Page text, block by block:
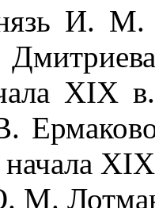
И. М.
ХIХ в.
XIX
М.